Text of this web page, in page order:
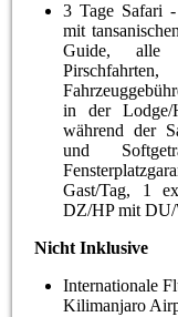
3 Tage Safari
mit
Guide, alle
in der Lodge/
während der
und
Gast/Tag, 1
DZ/HP mit
Nicht Inklusive
Internationale
Kilimanjaro